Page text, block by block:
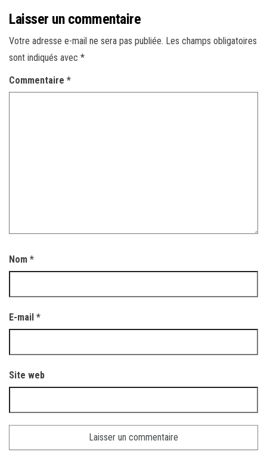
Laisser un commentaire
Votre adresse e-mail ne sera pas publiée. Les champs obligatoires
sont indiqués avec *
Commentaire *
Nom *
E-mail *
Site web